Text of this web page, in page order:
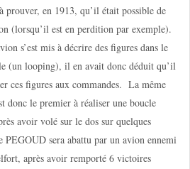
prouver, en 1913, qu’il était possible de
(lorsqu’il est en perdition par exemple).
s’est mis à décrire des figures dans le
(un looping), il en avait donc déduit qu’il
ces figures aux commandes. La même
donc le premier à réaliser une boucle
avoir volé sur le dos sur quelques
PEGOUD sera abattu par un avion ennemi
après avoir remporté 6 victoires